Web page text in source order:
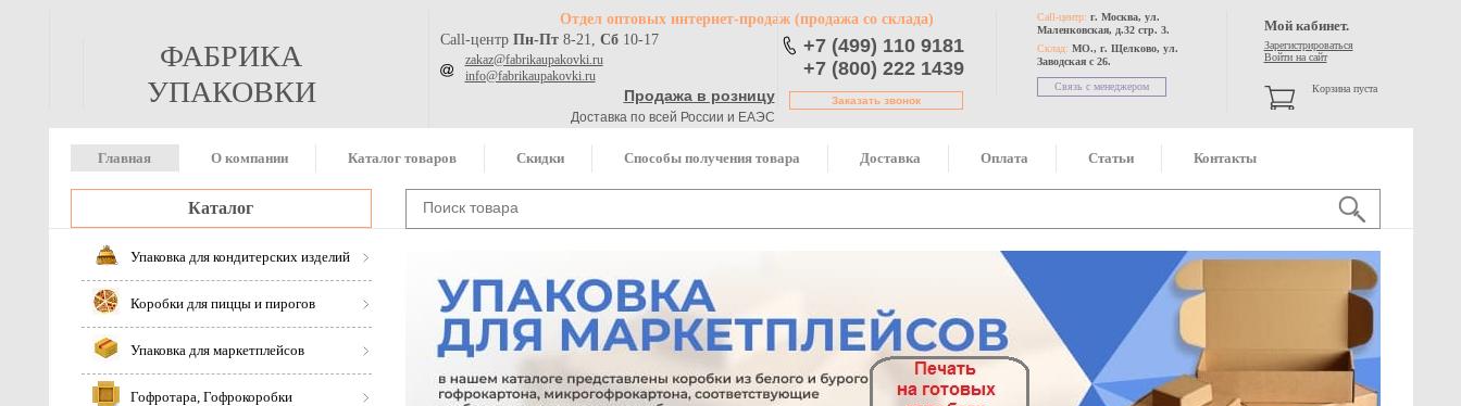
ФАБРИКА
УПАКОВКИ
Отдел оптовых интернет-продаж(продажа со склада)
Call-центр Пн-Пт8-21, Сб10-17
zakaz@fabrikaupakovki.ru
info@fabrikaupakovki.ru
Продажа в розницу
Доставка по всей России и ЕАЭС
+7 (499) 110 9181
+7 (800) 222 1439
Заказать звонок
Call-центр: г. Москва, ул.
Маленковская, д.32 стр. 3.
Склад: МО., г. Щелково, ул.
Заводская с 26.
Связь с менеджером
Мой кабинет.
Зарегистрироваться
Войти на сайт
Корзина пуста
Главная О компании Каталог товаров Скидки Способы получения товара Доставка Оплата Статьи Контакты
Каталог
Упаковка для кондитерских изделий
Коробки для пиццы и пирогов
Упаковка для маркетплейсов
Гофротара, Гофрокоробки